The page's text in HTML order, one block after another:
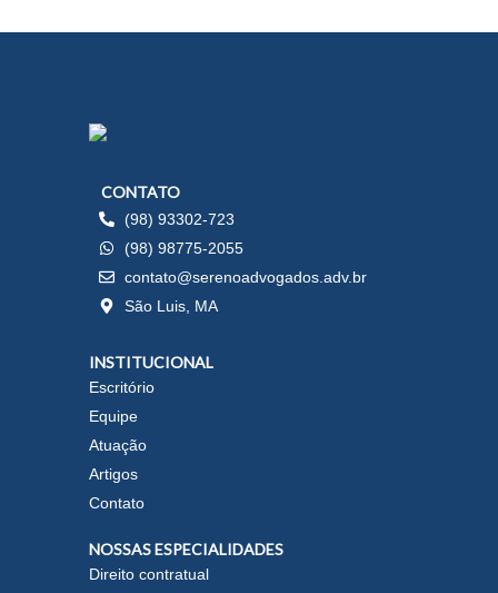
CONTATO
(98) 93302-723
(98) 98775-2055
contato@serenoadvogados.adv.br
São Luis, MA
INSTITUCIONAL
Escritório
Equipe
Atuação
Artigos
Contato
NOSSAS ESPECIALIDADES
Direito contratual